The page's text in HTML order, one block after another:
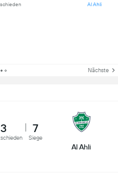
Al Ahli
Nächste
3 7
Siege
Al Ahli